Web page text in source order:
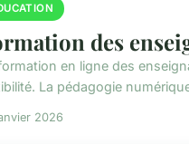
des
en ligne des
La pédagogie
2026